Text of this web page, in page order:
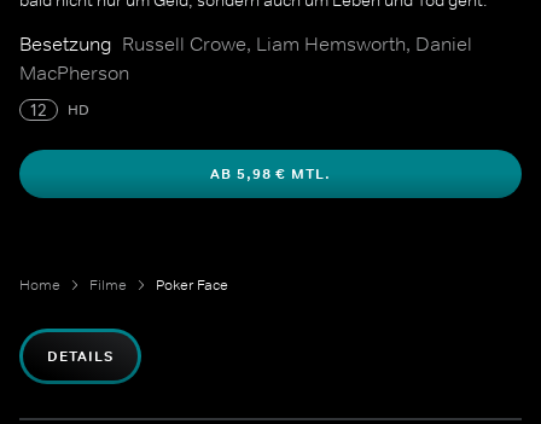
Besetzung Russell Crowe, Liam Hemsworth, Daniel
MacPherson
12 HD
AB 5,98 € MTL.
Home Filme Poker Face
DETAILS